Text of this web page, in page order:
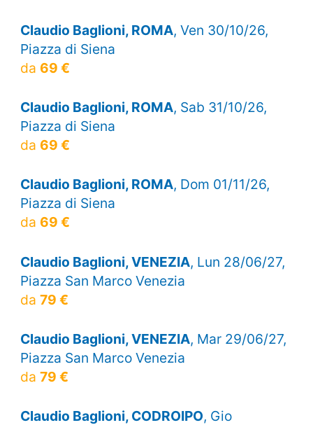
Claudio Baglioni, ROMA, Ven 30/10/26,
Piazza di Siena
da 69 €
Claudio Baglioni, ROMA, Sab 31/10/26,
Piazza di Siena
da 69 €
Claudio Baglioni, ROMA, Dom 01/11/26,
Piazza di Siena
da 69 €
Claudio Baglioni, VENEZIA, Lun 28/06/27,
Piazza San Marco Venezia
da 79 €
Claudio Baglioni, VENEZIA, Mar 29/06/27,
Piazza San Marco Venezia
da 79 €
Claudio Baglioni, CODROIPO, Gio